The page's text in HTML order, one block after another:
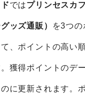
ではプリンセスカ
ッズ通販） を3つの
て、ポイントの高い
獲得ポイントのデ
に更新されます。